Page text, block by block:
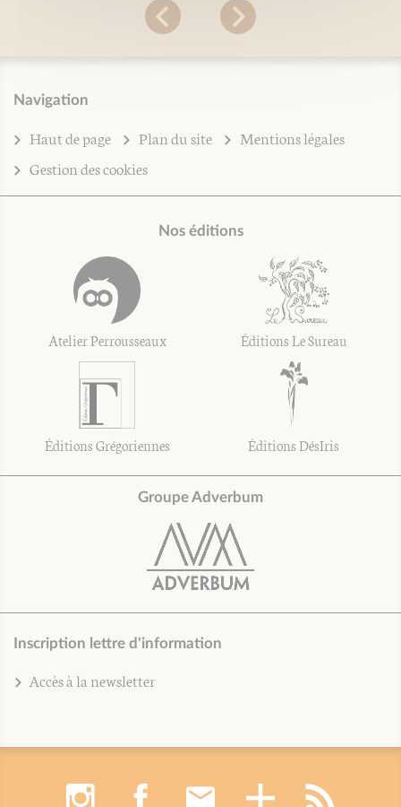
Navigation
Haut de page Plan du site
Mentions légales
Gestion des cookies
Nos éditions
Atelier Perrousseaux Éditions Le Sureau
Éditions Grégoriennes Éditions DésIris
Groupe Adverbum
Inscription lettre d'information
Accès à la newsletter